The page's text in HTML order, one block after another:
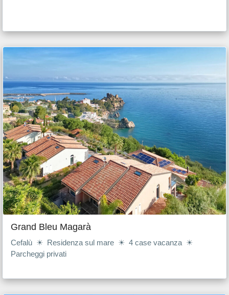
Grand Bleu Magarà
Cefalù ☀ Residenza sul mare ☀ 4 case vacanza ☀
Parcheggi privati